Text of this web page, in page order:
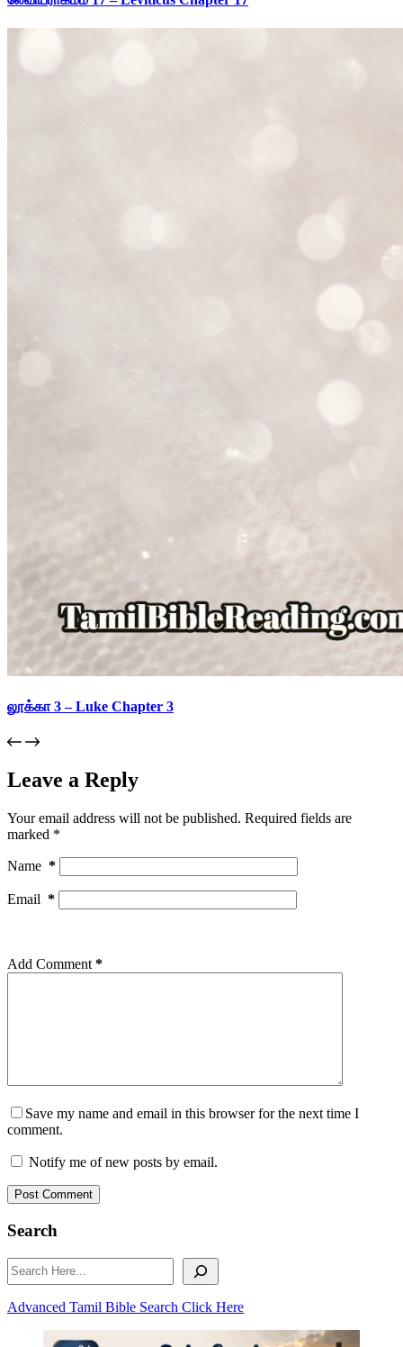
லூக்கா 3 – Luke Chapter 3
Leave a Reply
Your email address will not be published. Required fields are
marked *
Name *
Email *
Add Comment *
Save my name and email in this browser for the next time I
comment.
Notify me of new posts by email.
Post Comment
Search
Search
Advanced Tamil Bible Search Click Here